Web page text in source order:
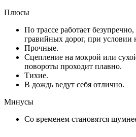
Плюсы
По трассе работает
гравийных дорог, при условии
Прочные.
Сцепление на мокрой или
повороты проходит плавно.
Тихие.
В дождь ведут себя отлично.
Минусы
Со временем становятся